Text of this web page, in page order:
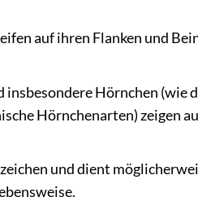
auf ihren Flanken und
Hörnchen (wie
Hörnchenarten) zeigen
und dient